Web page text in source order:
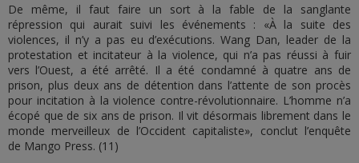
De même, il faut faire un sort à la fable de la sanglante
répression qui aurait suivi les événements : «À la suite des
violences, il n’y a pas eu d’exécutions. Wang Dan, leader de la
protestation et incitateur à la violence, qui n’a pas réussi à fuir
vers l’Ouest, a été arrêté. Il a été condamné à quatre ans de
prison, plus deux ans de détention dans l’attente de son procès
pour incitation à la violence contre-révolutionnaire. L’homme n’a
écopé que de six ans de prison. Il vit désormais librement dans le
monde merveilleux de l’Occident capitaliste», conclut l’enquête
de Mango Press. (11)